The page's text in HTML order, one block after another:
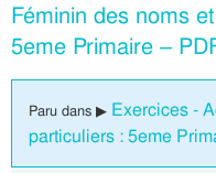
Féminin des noms
5eme Primaire –
Paru dans ▶ Exercices -
particuliers : 5eme